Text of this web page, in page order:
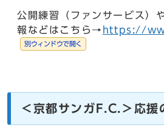
公開練習（ファンサービス）
報などはこちら→ https://
別ウィンドウで開く
＜京都サンガF.C.＞応援